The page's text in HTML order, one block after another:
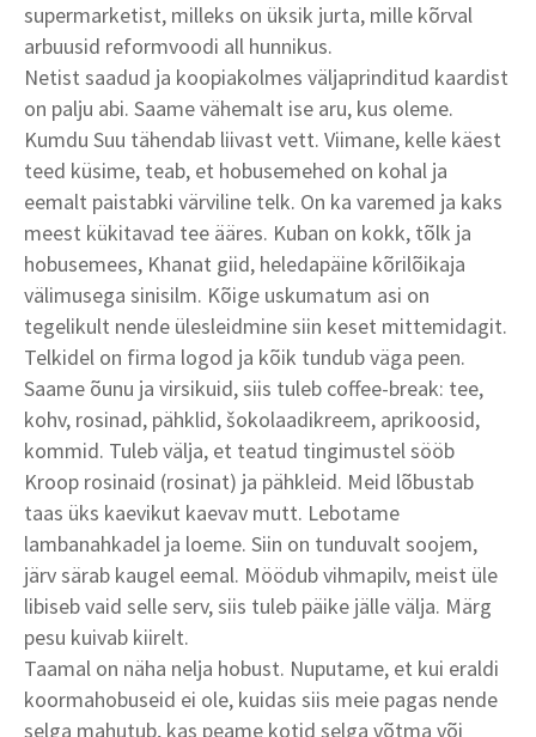
supermarketist, milleks on üksik jurta, mille kõrval
arbuusid reformvoodi all hunnikus.
Netist saadud ja koopiakolmes väljaprinditud kaardist
on palju abi. Saame vähemalt ise aru, kus oleme.
Kumdu Suu tähendab liivast vett. Viimane, kelle käest
teed küsime, teab, et hobusemehed on kohal ja
eemalt paistabki värviline telk. On ka varemed ja kaks
meest kükitavad tee ääres. Kuban on kokk, tõlk ja
hobusemees, Khanat giid, heledapäine kõrilõikaja
välimusega sinisilm. Kõige uskumatum asi on
tegelikult nende ülesleidmine siin keset mittemidagit.
Telkidel on firma logod ja kõik tundub väga peen.
Saame õunu ja virsikuid, siis tuleb coffee-break: tee,
kohv, rosinad, pähklid, šokolaadikreem, aprikoosid,
kommid. Tuleb välja, et teatud tingimustel sööb
Kroop rosinaid (rosinat) ja pähkleid. Meid lõbustab
taas üks kaevikut kaevav mutt. Lebotame
lambanahkadel ja loeme. Siin on tunduvalt soojem,
järv särab kaugel eemal. Möödub vihmapilv, meist üle
libiseb vaid selle serv, siis tuleb päike jälle välja. Märg
pesu kuivab kiirelt.
Taamal on näha nelja hobust. Nuputame, et kui eraldi
koormahobuseid ei ole, kuidas siis meie pagas nende
selga mahutub, kas peame kotid selga võtma või